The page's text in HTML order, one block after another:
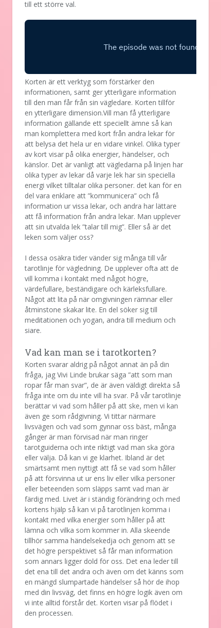
till ett större val.
Korten är ett verktyg som förstärker den
informationen, samt ger ytterligare information
till den man får från sin vägledare. Korten tillför
en ytterligare dimension.Vill man få ytterligare
information gällande ett speciellt ämne så kan
man komplettera med kort från andra lekar för
att belysa det hela ur en vidare vinkel. Olika typer
av kort visar på olika energier, händelser, och
känslor. Det är vanligt att vägledarna på linjen har
olika typer av lekar då varje lek har sin speciella
energi vilket tilltalar olika personer. det kan för en
del vara enklare att ”kommunicera” och få
information ur vissa lekar, och andra har lättare
att få information från andra lekar. Man upplever
att sin utvalda lek ”talar till mig”. Eller så är det
leken som väljer oss?
I dessa osäkra tider vänder sig många till vår
tarotlinje för vägledning. De upplever ofta att de
vill komma i kontakt med något högre,
värdefullare, beständigare och kärleksfullare.
Något att lita på när omgivningen rämnar eller
åtminstone skakar lite. En del söker sig till
meditationen och yogan, andra till medium och
siare.
Vad kan man se i tarotkorten?
Korten svarar aldrig på något annat än på din
fråga, jag Vivi Linde brukar säga ”att som man
ropar får man svar”, de är även väldigt direkta så
fråga inte om du inte vill ha svar. På vår tarotlinje
berättar vi vad som håller på att ske, men vi kan
även ge som rådgivning. Vi tittar närmare
livsvägen och vad som gynnar oss bäst, många
gånger är man förvisad när man ringer
tarotguiderna och inte riktigt vad man ska göra
eller välja. Då kan vi ge klarhet. Ibland är det
smärtsamt men nyttigt att få se vad som håller
på att försvinna ut ur ens liv eller vilka personer
eller beteenden som släpps samt vad man är
färdig med. Livet är i ständig förändring och med
kortens hjälp så kan vi på tarotlinjen komma i
kontakt med vilka energier som håller på att
lämna och vilka som kommer in. Alla skeende
tillhör samma händelsekedja och genom att se
det högre perspektivet så får man information
som annars ligger dold för oss. Det ena leder till
det ena till det andra och även om det känns som
en mängd slumpartade händelser så hör de ihop
med din livsväg, det finns en högre logik även om
vi inte alltid förstår det. Korten visar på flödet i
den processen.